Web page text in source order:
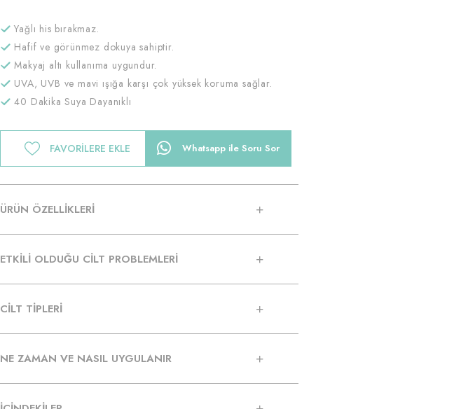
Yağlı his bırakmaz.
Hafif ve görünmez dokuya sahiptir.
Makyaj altı kullanıma uygundur.
UVA, UVB ve mavi ışığa karşı çok yüksek koruma sağlar.
40 Dakika Suya Dayanıklı
FAVORILERE EKLE Whatsapp ile Soru Sor
ÜRÜN ÖZELLİKLERİ
ETKİLİ OLDUĞU CİLT PROBLEMLERİ
CİLT TİPLERİ
NE ZAMAN VE NASIL UYGULANIR